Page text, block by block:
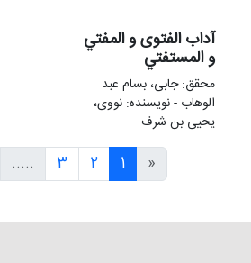
آداب الفتوى و المفتي
و المستفتي
محقق: جابی، بسام عبد
الوهاب - نویسنده: نووی،
یحیی بن شرف
«
1
2
3
.....